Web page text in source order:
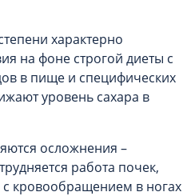
характерно
на фоне строгой диеты с
в пище и специфических
уровень сахара в
осложнения –
работа почек,
кровообращением в ногах